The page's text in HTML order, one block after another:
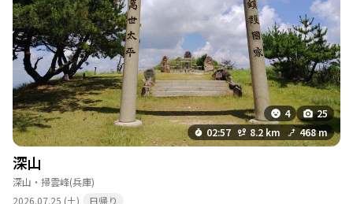
4
25
02:57
8.2 km 468 m
深山
深山・掃雲峰(兵庫)
2026.07.25 (土)
日帰り